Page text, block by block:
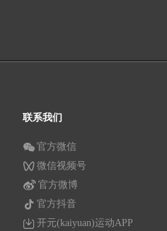
联系我们
官方微信
微信视频号
官方微博
官方抖音
开元(kaiyuan)运动APP